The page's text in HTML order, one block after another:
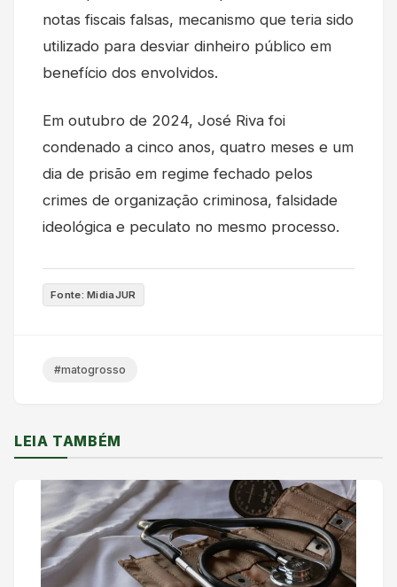
notas fiscais falsas, mecanismo que teria sido
utilizado para desviar dinheiro público em
benefício dos envolvidos.
Em outubro de 2024, José Riva foi
condenado a cinco anos, quatro meses e um
dia de prisão em regime fechado pelos
crimes de organização criminosa, falsidade
ideológica e peculato no mesmo processo.
Fonte: MidiaJUR
#matogrosso
LEIA TAMBÉM